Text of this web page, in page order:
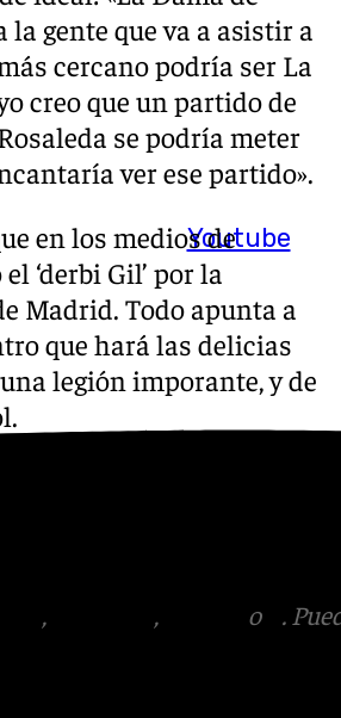
Youtube
la gente que va a asistir a
cercano podría ser La
creo que un partido de
se podría meter
ver ese partido».
en los medios de
‘derbi Gil’ por la
Madrid. Todo apunta a
que hará las delicias
legión imporante, y de
, , o
.